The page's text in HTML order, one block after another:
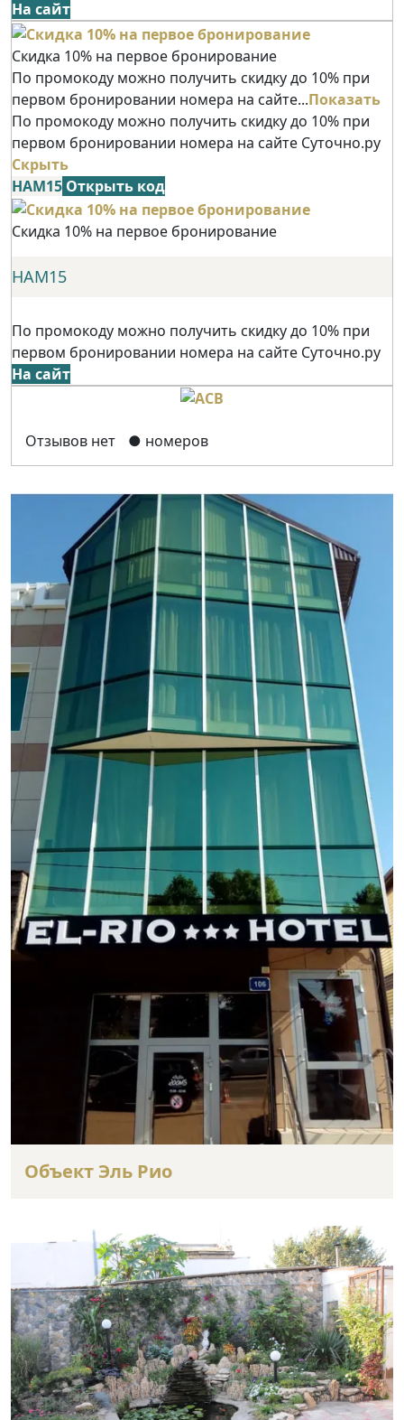
На сайт
Скидка 10% на первое бронирование
По промокоду можно получить скидку до 10% при
первом бронировании номера на сайте...Показать
По промокоду можно получить скидку до 10% при
первом бронировании номера на сайте Суточно.ру
Скрыть
НАМ15 Открыть код
Скидка 10% на первое бронирование
НАМ15
По промокоду можно получить скидку до 10% при
первом бронировании номера на сайте Суточно.ру
На сайт
Отзывов нет ● номеров
Объект Эль Рио